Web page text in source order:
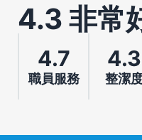
4.3 非常
4.7
職員服務
4.3
整潔